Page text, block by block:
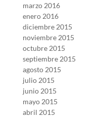
marzo 2016
enero 2016
diciembre 2015
noviembre 2015
octubre 2015
septiembre 2015
agosto 2015
julio 2015
junio 2015
mayo 2015
abril 2015